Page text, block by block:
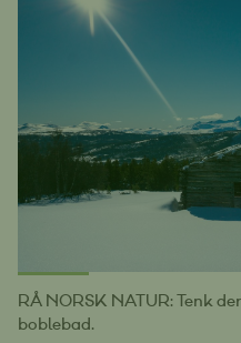
RÅ NORSK NATUR: Tenk
boblebad.